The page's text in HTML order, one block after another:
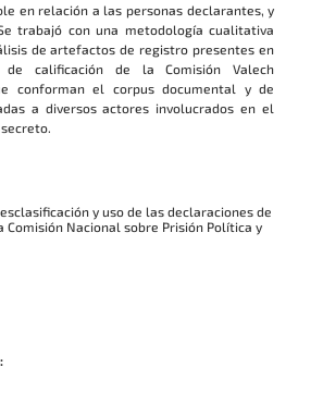
en relación a las personas declarantes, y
trabajó con una metodología cualitativa
de artefactos de registro presentes en
calificación de la Comisión Valech
conforman el corpus documental y de
a diversos actores involucrados en el
y uso de las declaraciones de
Comisión Nacional sobre Prisión Política y